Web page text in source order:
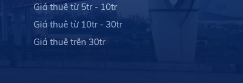
Giá thuê từ 5tr - 10tr
Giá thuê từ 10tr - 30tr
Giá thuê trên 30tr